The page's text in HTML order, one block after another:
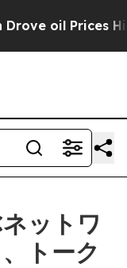
oil Prices
ットワ
トーク